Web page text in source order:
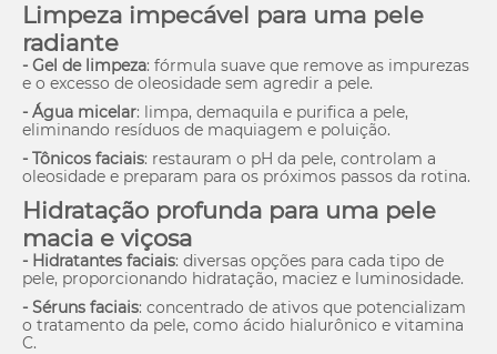
Limpeza impecável para uma pele
radiante
- Gel de limpeza: fórmula suave que remove as impurezas
e o excesso de oleosidade sem agredir a pele.
- Água micelar: limpa, demaquila e purifica a pele,
eliminando resíduos de maquiagem e poluição.
- Tônicos faciais: restauram o pH da pele, controlam a
oleosidade e preparam para os próximos passos da rotina.
Hidratação profunda para uma pele
macia e viçosa
- Hidratantes faciais: diversas opções para cada tipo de
pele, proporcionando hidratação, maciez e luminosidade.
- Séruns faciais: concentrado de ativos que potencializam
o tratamento da pele, como ácido hialurônico e vitamina
C.